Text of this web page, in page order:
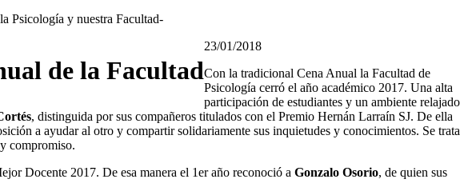
Psicología y nuestra Facultad-
de la Facultad
23/01/2018
Con la tradicional Cena Anual la Facultad de
Psicología cerró el año académico 2017. Una alta
participación de estudiantes y un ambiente relajado
, distinguida por sus compañeros titulados con el Premio Hernán Larraín SJ. De ella
a ayudar al otro y compartir solidariamente sus inquietudes y conocimientos. Se trata
compromiso.
Docente 2017. De esa manera el 1er año reconoció a Gonzalo Osorio, de quien sus